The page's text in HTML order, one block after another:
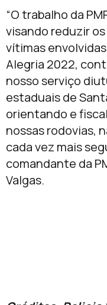
“O trabalho da
visando reduzir
vítimas
Alegria 2022,
nosso serviço
estaduais de
orientando e
nossas rodovias,
cada vez mais
comandante da
Valgas.